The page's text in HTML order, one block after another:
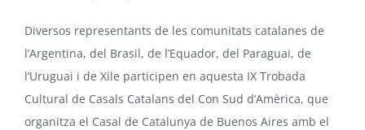
Diversos representants de les comunitats catalanes de
l’Argentina, del Brasil, de l’Equador, del Paraguai, de
l’Uruguai i de Xile participen en aquesta IX Trobada
Cultural de Casals Catalans del Con Sud d’Amèrica, que
organitza el Casal de Catalunya de Buenos Aires amb el